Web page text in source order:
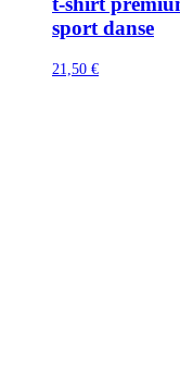
sport danse
21,50 €